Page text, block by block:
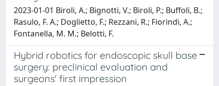
2023-01-01 Biroli, A.; Bignotti, V.; Biroli, P.; Buffoli, B.;
Rasulo, F. A.; Doglietto, F.; Rezzani, R.; Fiorindi, A.;
Fontanella, M. M.; Belotti, F.
Hybrid robotics for endoscopic skull base
surgery: preclinical evaluation and
surgeons' first impression